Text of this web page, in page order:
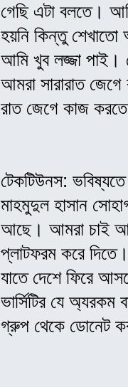
গেছি এটা বলতে।
হয়নি কিন্তু
আমি খুব লজ্জা পাই।
আমরা সারারাত
রাত জেগে কাজ
টেকটিউনস:
মাহমুদুল হাসান
আছে। আমরা চাই
প্লাটফরম করে
যাতে দেশে ফিরে
ভার্সিটির যে
গ্রুপ থেকে ডোনেট